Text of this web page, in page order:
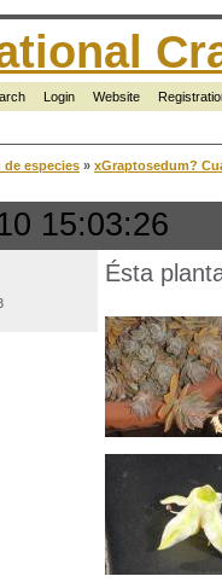
Login Website
especies » xGraptosedum?
15:03:26
Ésta